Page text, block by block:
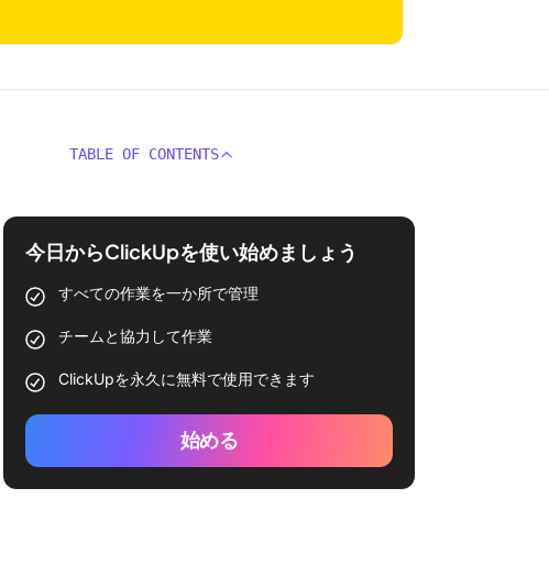
TABLE OF CONTENTS
今日からClickUpを使い始めましょう
すべての作業を一か所で管理
チームと協力して作業
ClickUpを永久に無料で使用できます
始める